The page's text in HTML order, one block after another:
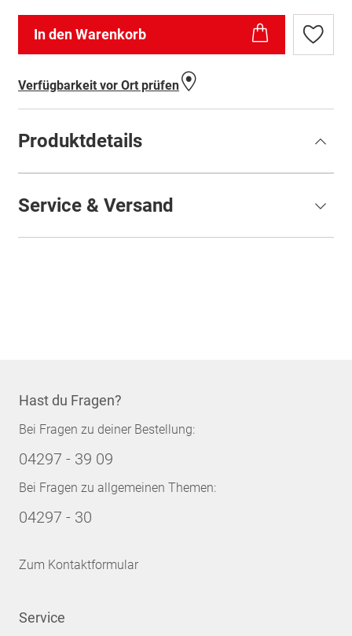
In den Warenkorb
Zur
Verfügbarkeit vor Ort prüfen
Produktdetails
Service & Versand
Hast du Fragen?
Bei Fragen zu deiner Bestellung:
04297 - 39 09
Bei Fragen zu allgemeinen Themen:
04297 - 30
Zum Kontaktformular
Service